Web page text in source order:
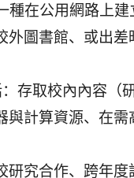
種在公用網路上
外圖書館、或出
存取校內內容（
與計算資源、在
研究合作、跨年